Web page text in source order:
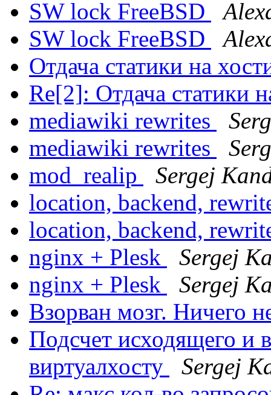
SW lock FreeBSD
SW lock FreeBSD
Отдача статики на
Re[2]: Отдача статики
mediawiki rewrites
mediawiki rewrites
mod_realip
Sergej
location, backend,
location, backend,
nginx + Plesk
Sergej
nginx + Plesk
Sergej
Взорван мозг. Ничего
Подсчет исходящего и
виртуалхосту
Sergej